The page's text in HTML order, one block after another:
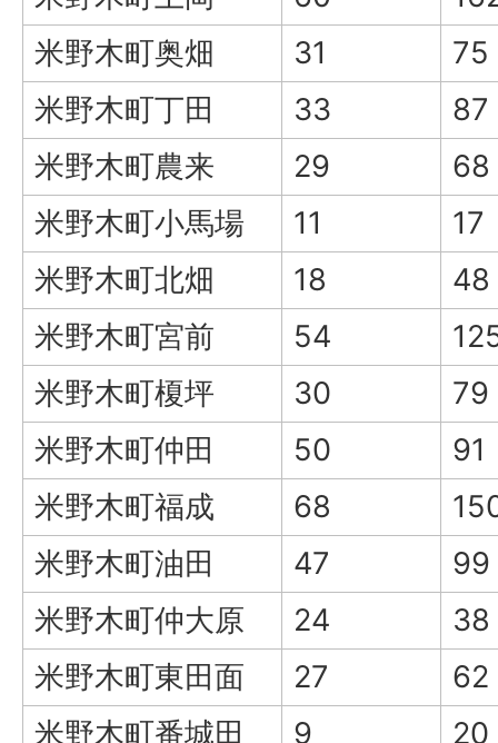
米野木町奥畑
31
75
米野木町丁田
33
87
米野木町農来
29
68
米野木町小馬場
11
17
米野木町北畑
18
48
米野木町宮前
54
米野木町榎坪
30
79
米野木町仲田
50
91
米野木町福成
68
米野木町油田
47
99
米野木町仲大原
24
38
米野木町東田面
27
62
米野木町番城田
9
20